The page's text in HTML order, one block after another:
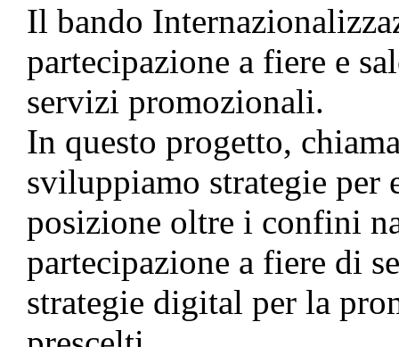
Il bando
partecipazione a fiere e
servizi promozionali.
In questo progetto,
sviluppiamo strategie per
posizione oltre i confini
partecipazione a fiere di
strategie digital per la